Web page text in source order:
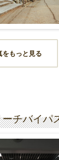
をもっと見る
ーチバイパ